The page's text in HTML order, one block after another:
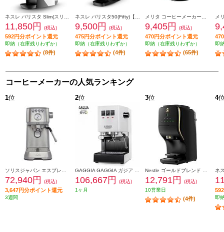
11,850円 (税込)
592円分ポイント還元
即納（在庫残りわずか）
(8件)
9,500円 (税込)
475円分ポイント還元
即納（在庫残りわずか）
(4件)
9,405円 (税込)
470円分ポイント還元
即納（在庫残りわずか）
(65件)
即
コーヒーメーカーの人気ランキング
1位
72,940円 (税込)
3,647円分ポイント還元
3週間
2位
106,667円
(税込)
1ヶ月
3位
12,791円
(税込)
10営業日
(4件)
4
即